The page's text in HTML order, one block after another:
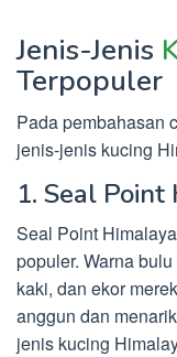
Jenis-Jenis
Terpopuler
Pada pembahasan
jenis-jenis kucing
1. Seal
Seal Point
populer. Warna
kaki, dan ekor
anggun dan
jenis kucing